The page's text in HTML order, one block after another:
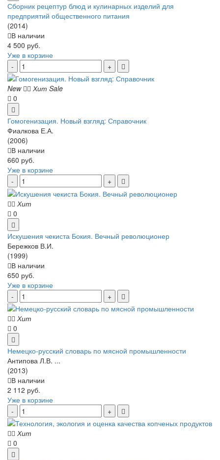
Сборник рецептур блюд и кулинарных изделий для
предприятий общественного питания
(2014)
В наличии
4 500 руб.
Уже в корзине
New Хит Sale
0
Гомогенизация. Новый взгляд: Справочник
Фиалкова Е.А.
(2006)
В наличии
660 руб.
Уже в корзине
Хит
0
Искушения чекиста Бокия. Вечный революционер
Бережков В.И.
(1999)
В наличии
650 руб.
Уже в корзине
Хит
0
Немецко-русский словарь по мясной промышленности
Антипова Л.В. ...
(2013)
В наличии
2 112 руб.
Уже в корзине
Хит
0